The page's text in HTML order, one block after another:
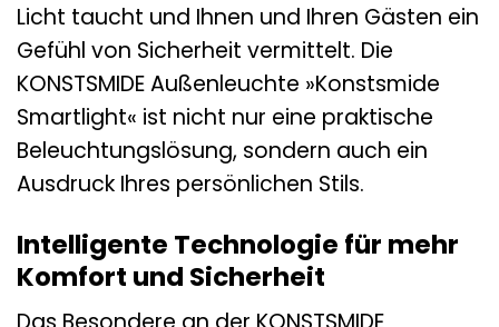
Licht taucht und Ihnen und Ihren Gästen ein
Gefühl von Sicherheit vermittelt. Die
KONSTSMIDE Außenleuchte »Konstsmide
Smartlight« ist nicht nur eine praktische
Beleuchtungslösung, sondern auch ein
Ausdruck Ihres persönlichen Stils.
Intelligente Technologie für mehr
Komfort und Sicherheit